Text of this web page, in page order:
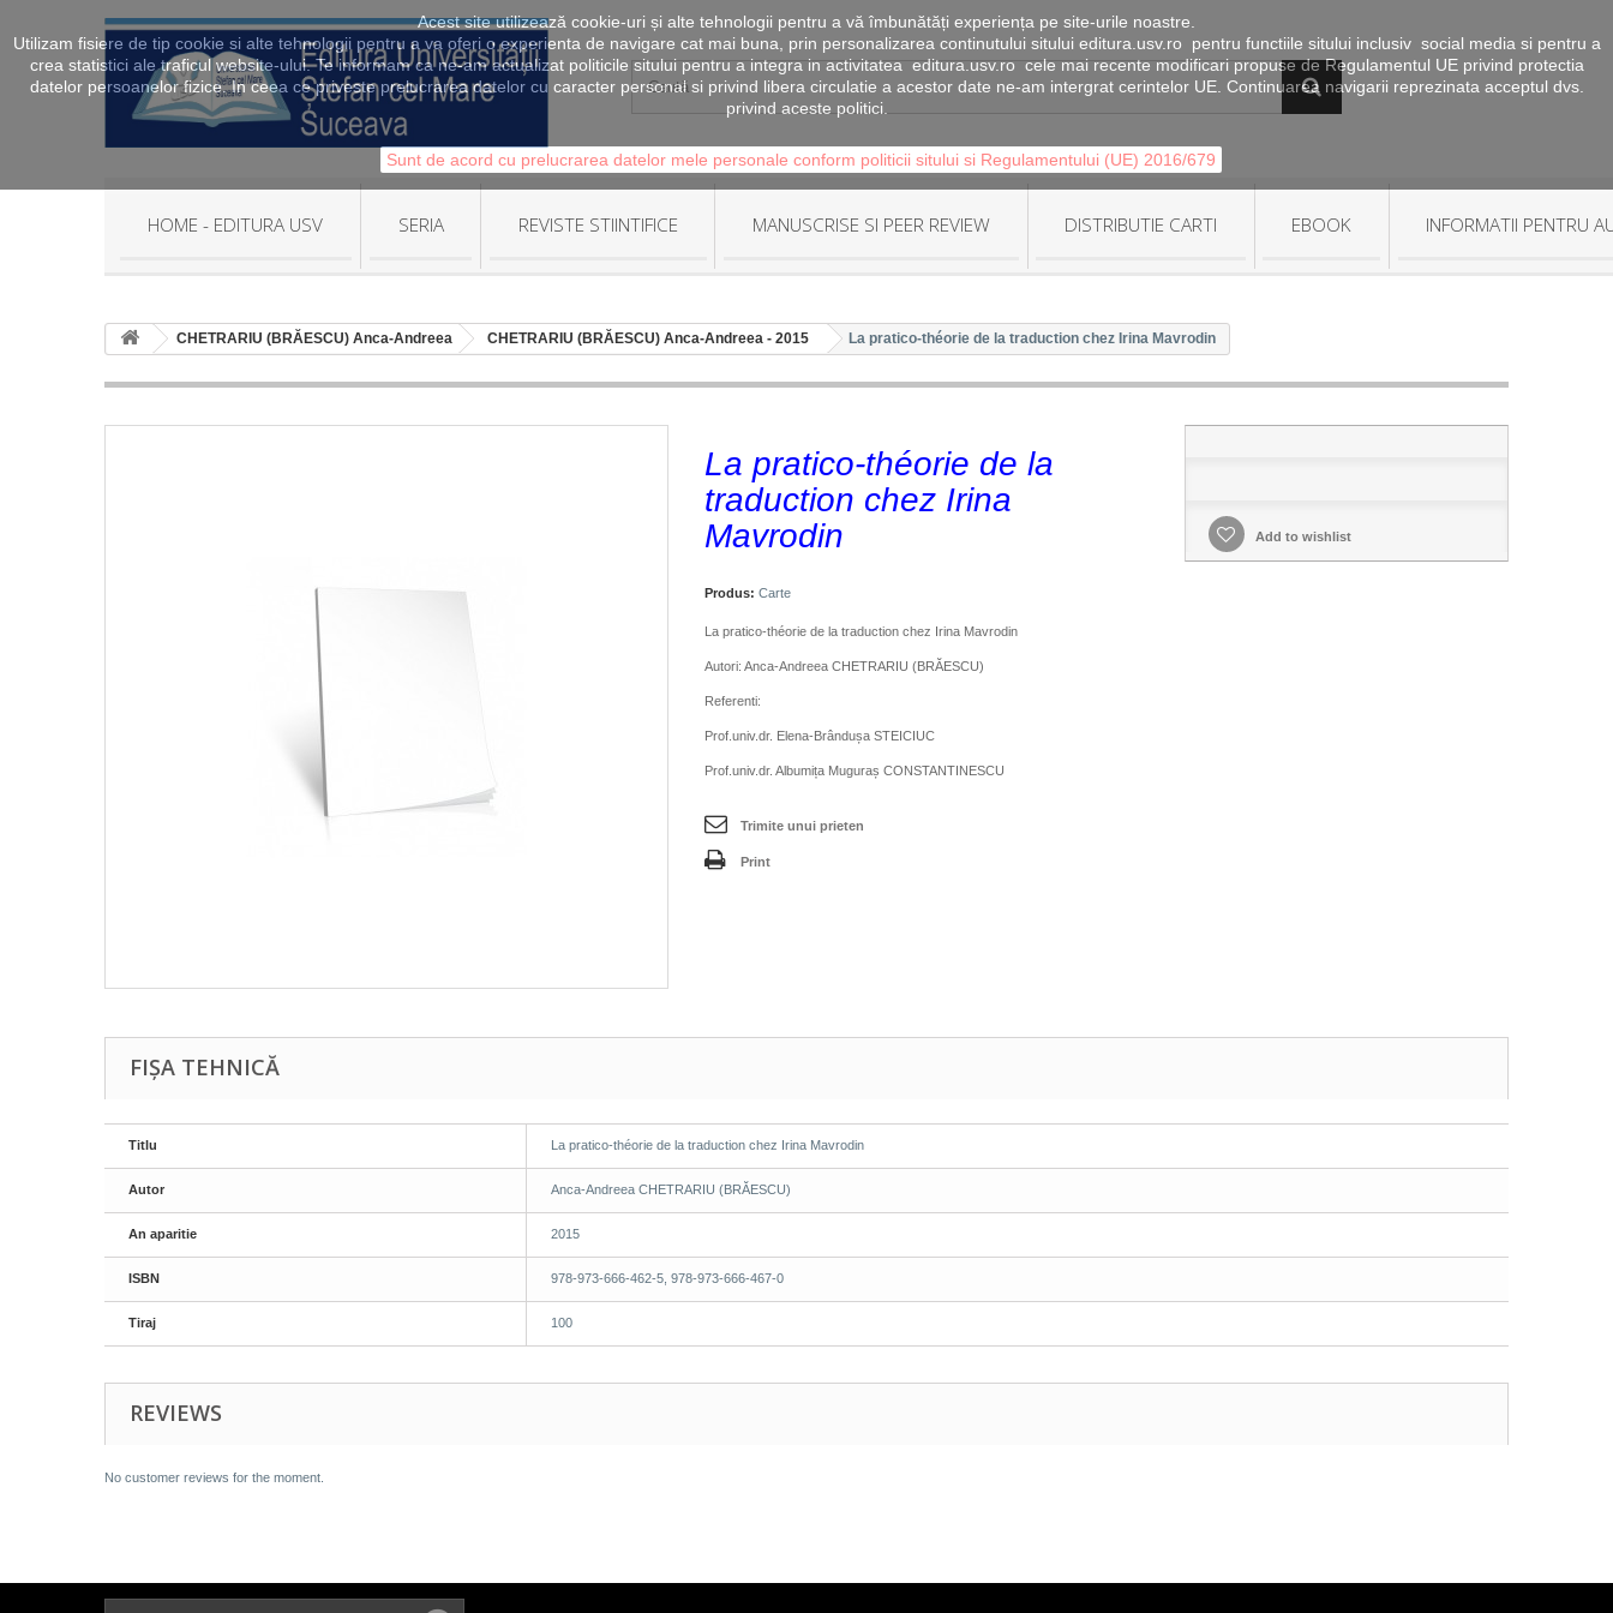
Acest site utilizează cookie-uri și alte tehnologii pentru a vă îmbunătăți experiența pe site-urile noastre.
Utilizam fisiere de tip cookie si alte tehnologii pentru a va oferi o experienta de navigare cat mai buna, prin personalizarea continutului sitului editura.usv.ro pentru functiile sitului inclusiv social media si pentru a
crea statistici ale traficul website-ului. Te informam ca ne-am actualizat politicile sitului pentru a integra in activitatea editura.usv.ro cele mai recente modificari propuse de Regulamentul UE privind protectia
datelor persoanelor fizice. In ceea ce priveste prelucrarea datelor cu caracter personal si privind libera circulatie a acestor date ne-am intergrat cerintelor UE. Continuarea navigarii reprezinata acceptul dvs.
privind aceste politici.
Sunt de acord cu prelucrarea datelor mele personale conform politicii sitului si Regulamentului (UE) 2016/679
HOME - EDITURA USV SERIA REVISTE STIINTIFICE MANUSCRISE SI PEER REVIEW DISTRIBUTIE CARTI EBOOK INFORMATII PENTRU
CHETRARIU (BRĂESCU) Anca-Andreea CHETRARIU (BRĂESCU) Anca-Andreea - 2015 La pratico-théorie de la traduction chez Irina Mavrodin
La pratico-théorie de la
traduction chez Irina
Mavrodin
Produs: Carte
La pratico-théorie de la traduction chez Irina Mavrodin
Autori: Anca-Andreea CHETRARIU (BRĂESCU)
Referenti:
Prof.univ.dr. Elena-Brândușa STEICIUC
Prof.univ.dr. Albumița Muguraș CONSTANTINESCU
Trimite unui prieten
Print
Add to wishlist
FIȘA TEHNICĂ
Titlu La pratico-théorie de la traduction chez Irina Mavrodin
Autor Anca-Andreea CHETRARIU (BRĂESCU)
An aparitie 2015
ISBN 978-973-666-462-5, 978-973-666-467-0
Tiraj 100
REVIEWS
No customer reviews for the moment.